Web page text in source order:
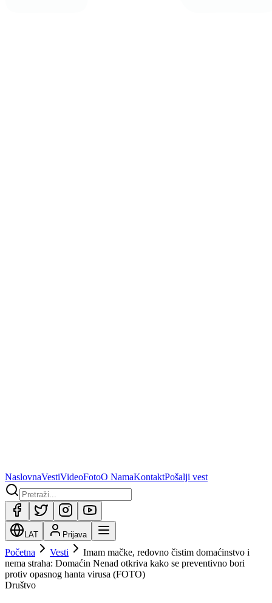
NaslovnaVestiVideoFotoO NamaKontaktPošalji vest
LAT Prijava
Početna Vesti
Imam mačke, redovno čistim domaćinstvo i
nema straha: Domaćin Nenad otkriva kako se preventivno bori
protiv opasnog hanta virusa (FOTO)
Društvo